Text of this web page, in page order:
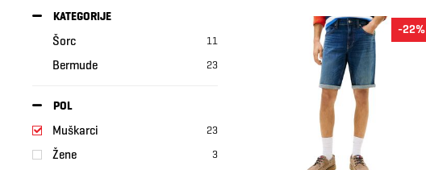
KATEGORIJE
Šorc 11
Bermude 23
POL
Muškarci 23
Žene 3
-22%